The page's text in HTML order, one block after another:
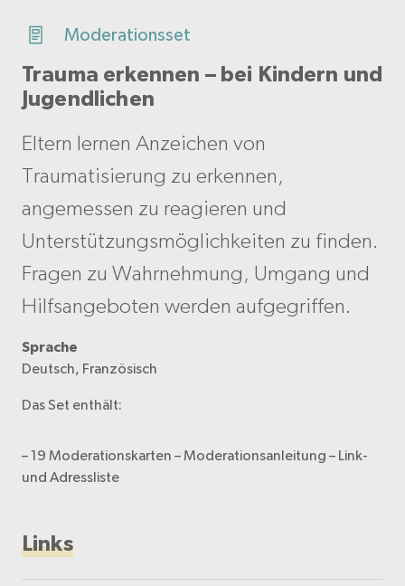
Moderationsset
Trauma erkennen – bei Kindern und
Jugendlichen
Eltern lernen Anzeichen von
Traumatisierung zu erkennen,
angemessen zu reagieren und
Unterstützungsmöglichkeiten zu finden.
Fragen zu Wahrnehmung, Umgang und
Hilfsangeboten werden aufgegriffen.
Sprache
Deutsch, Französisch
Das Set enthält:
– 19 Moderationskarten – Moderationsanleitung – Link-
und Adressliste
Links